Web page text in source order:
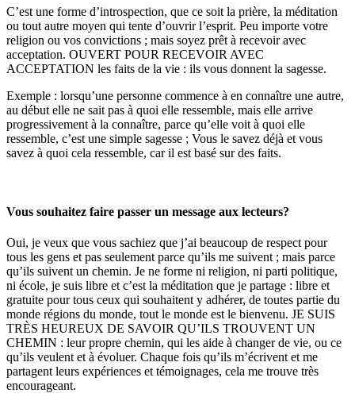
C’est une forme d’introspection, que ce soit la prière, la méditation
ou tout autre moyen qui tente d’ouvrir l’esprit. Peu importe votre
religion ou vos convictions ; mais soyez prêt à recevoir avec
acceptation. OUVERT POUR RECEVOIR AVEC
ACCEPTATION les faits de la vie : ils vous donnent la sagesse.
Exemple : lorsqu’une personne commence à en connaître une autre,
au début elle ne sait pas à quoi elle ressemble, mais elle arrive
progressivement à la connaître, parce qu’elle voit à quoi elle
ressemble, c’est une simple sagesse ; Vous le savez déjà et vous
savez à quoi cela ressemble, car il est basé sur des faits.
Vous souhaitez faire passer un message aux lecteurs?
Oui, je veux que vous sachiez que j’ai beaucoup de respect pour
tous les gens et pas seulement parce qu’ils me suivent ; mais parce
qu’ils suivent un chemin. Je ne forme ni religion, ni parti politique,
ni école, je suis libre et c’est la méditation que je partage : libre et
gratuite pour tous ceux qui souhaitent y adhérer, de toutes partie du
monde régions du monde, tout le monde est le bienvenu. JE SUIS
TRÈS HEUREUX DE SAVOIR QU’ILS TROUVENT UN
CHEMIN : leur propre chemin, qui les aide à changer de vie, ou ce
qu’ils veulent et à évoluer. Chaque fois qu’ils m’écrivent et me
partagent leurs expériences et témoignages, cela me trouve très
encourageant.